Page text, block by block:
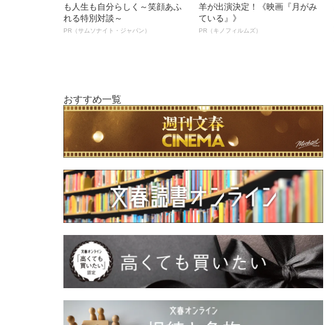
も人生も自分らしく～笑顔あふ
れる特別対談～
PR（サムソナイト・ジャパン）
羊が出演決定！《映画『月がみ
ている』》
PR（キノフィルムズ）
おすすめ一覧